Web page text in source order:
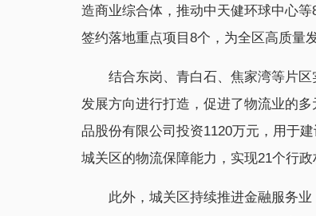
造商业综合体，推动中天健环球中心
签约落地重点项目8个，为全区高质量
结合东岗、青白石、焦家湾等片
发展方向进行打造，促进了物流业的
品股份有限公司投资1120万元，用于
城关区的物流保障能力，实现21个行
此外，城关区持续推进金融服务